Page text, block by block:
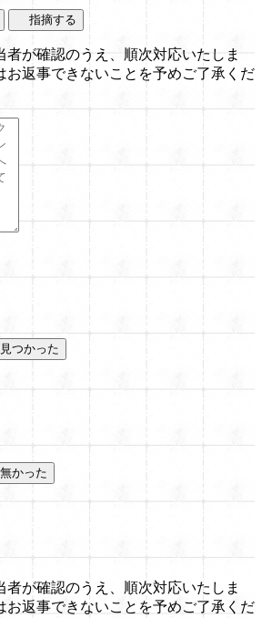
指摘する
者が確認のうえ、順次対応いたしま
お返事できないことを予めご了承くだ
つかった
かった
者が確認のうえ、順次対応いたしま
お返事できないことを予めご了承くだ